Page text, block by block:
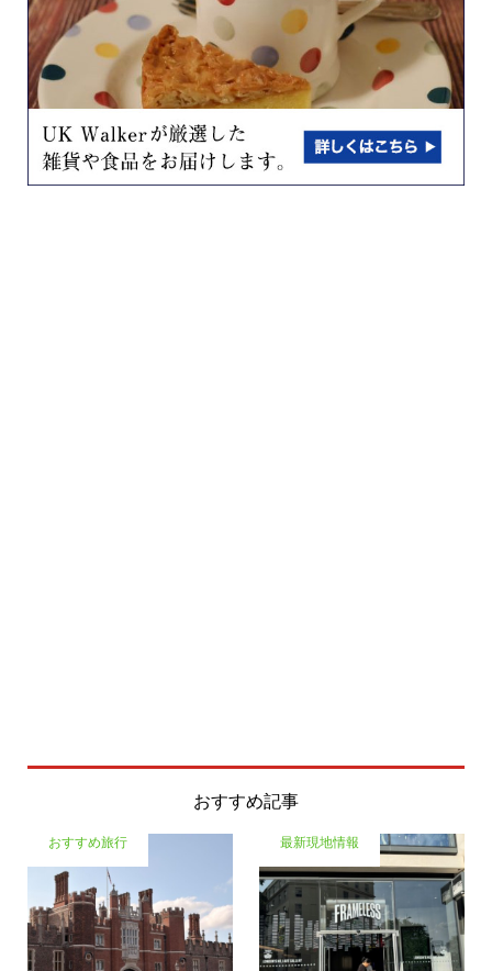
おすすめ記事
おすすめ旅行 最新現地情報